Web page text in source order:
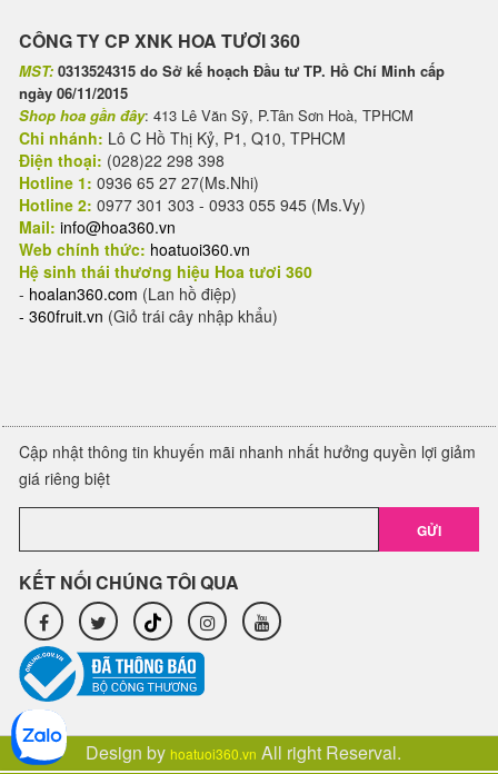
CÔNG TY CP XNK HOA TƯƠI 360
MST: 0313524315 do Sở kế hoạch Đầu tư TP. Hồ Chí Minh cấp
ngày 06/11/2015
Shop hoa gần đây: 413 Lê Văn Sỹ, P.Tân Sơn Hoà, TPHCM
Chi nhánh: Lô C Hồ Thị Kỷ, P1, Q10, TPHCM
Điện thoại: (028)22 298 398
Hotline 1: 0936 65 27 27(Ms.Nhi)
Hotline 2: 0977 301 303 - 0933 055 945 (Ms.Vy)
Mail: info@hoa360.vn
Web chính thức: hoatuoi360.vn
Hệ sinh thái thương hiệu Hoa tươi 360
- hoalan360.com (Lan hồ điệp)
- 360fruit.vn (Giỏ trái cây nhập khẩu)
Cập nhật thông tin khuyến mãi nhanh nhất hưởng quyền lợi giảm
giá riêng biệt
GỬI
KẾT NỐI CHÚNG TÔI QUA
Design by hoatuoi360.vn All right Reserval.